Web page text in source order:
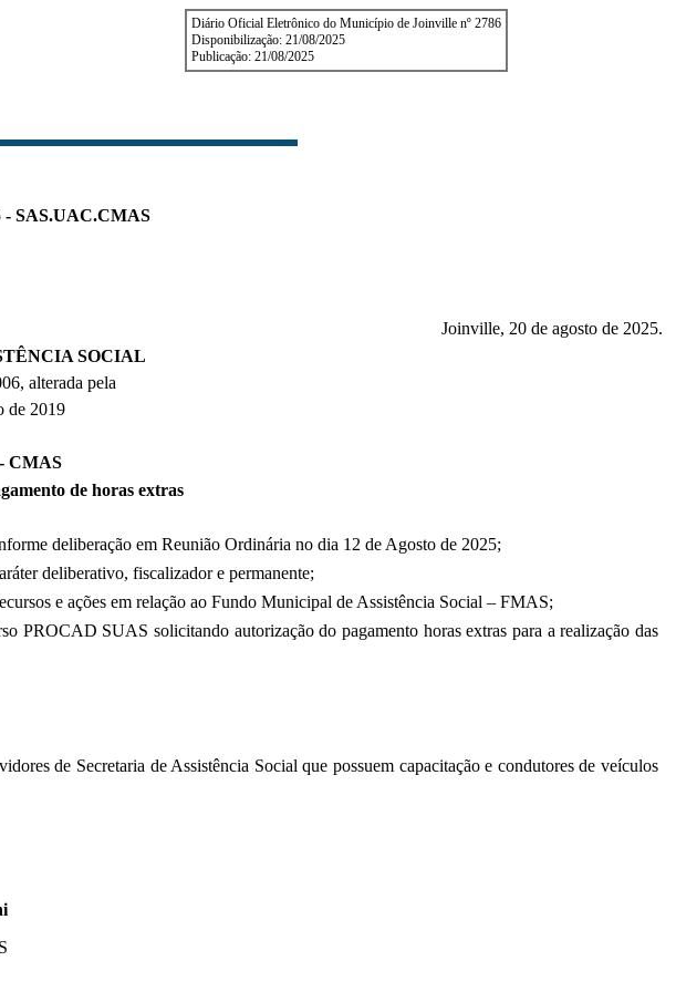
Diário Oficial Eletrônico do Município de Joinville nº 2786
Disponibilização: 21/08/2025
Publicação: 21/08/2025
- SAS.UAC.CMAS
Joinville, 20 de agosto de 2025.
SOCIAL
alterada pela
de 2019
CMAS
de horas extras
deliberação em Reunião Ordinária no dia 12 de Agosto de 2025;
deliberativo, fiscalizador e permanente;
e ações em relação ao Fundo Municipal de Assistência Social – FMAS;
SUAS solicitando autorização do pagamento horas extras para a realização das
de Secretaria de Assistência Social que possuem capacitação e condutores de veículos